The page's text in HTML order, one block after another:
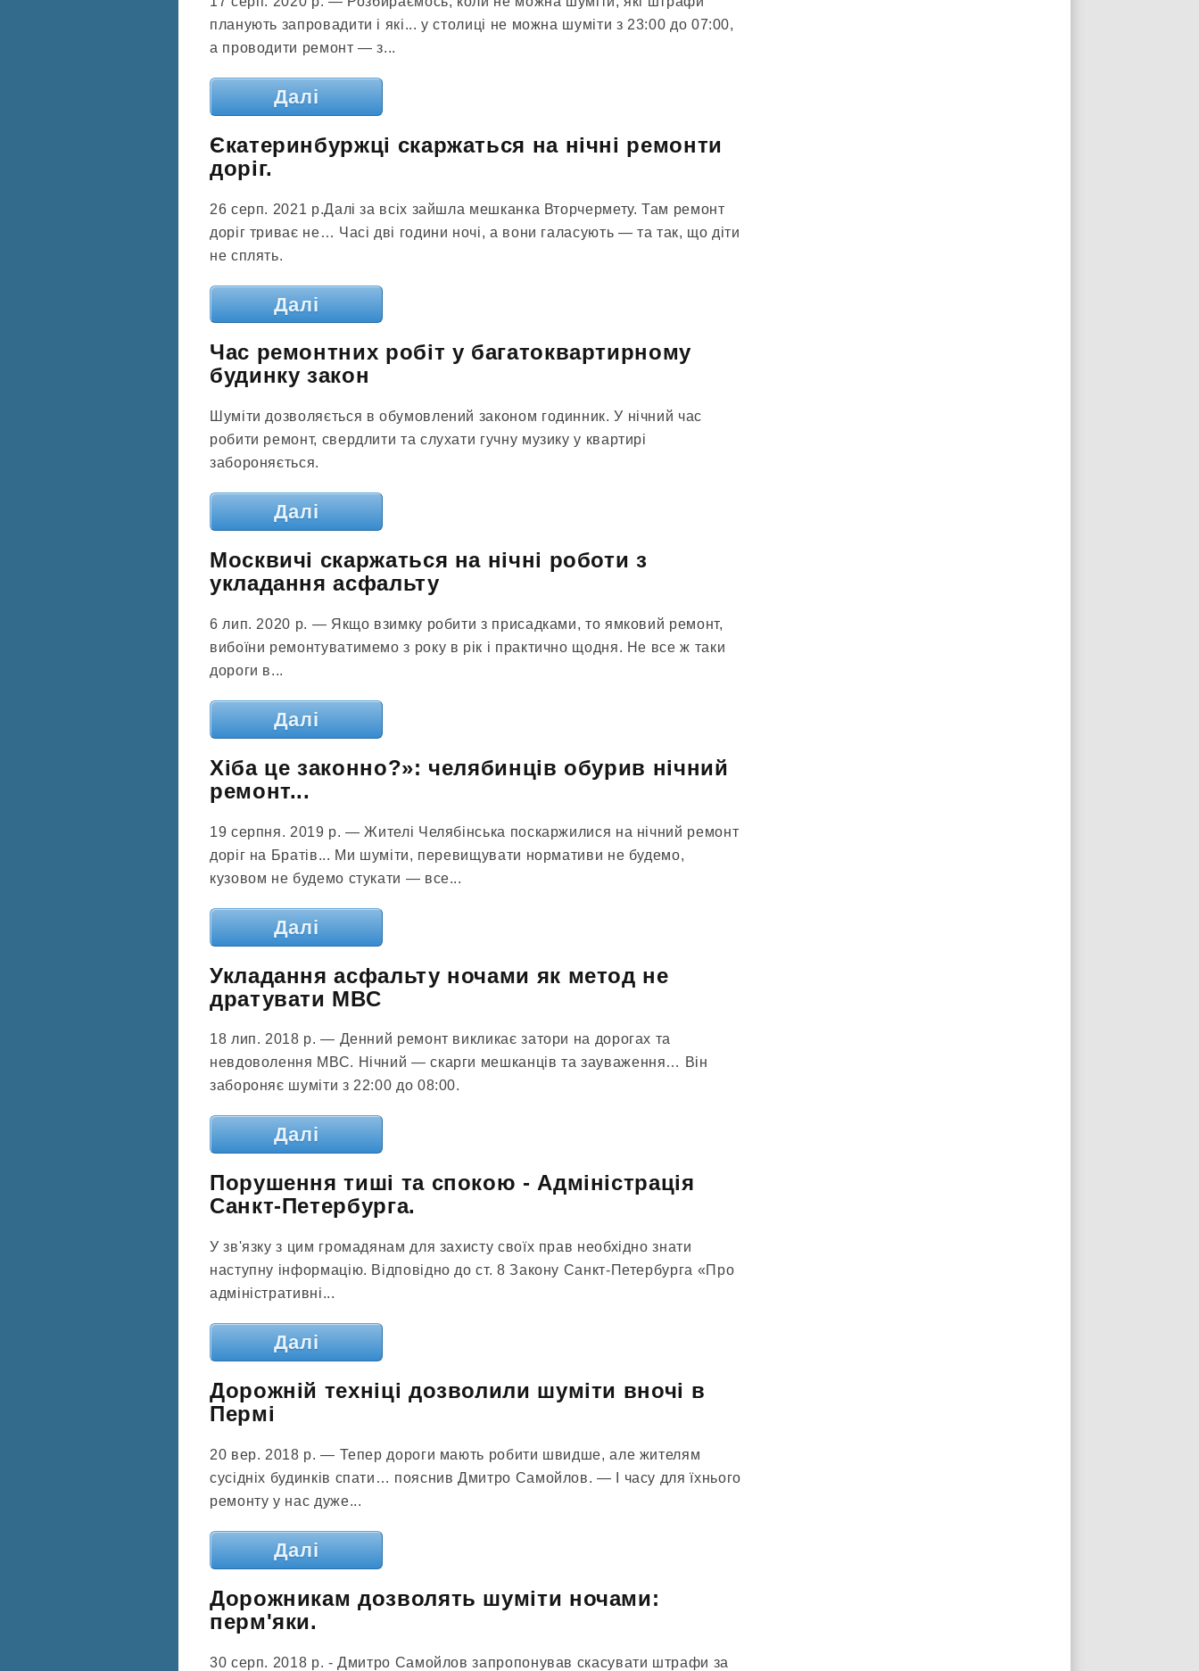
планують запровадити і які... у столиці не можна шуміти з 23:00 до 07:00,
а проводити ремонт — з...
Далі
Єкатеринбуржці скаржаться на нічні ремонти
доріг.
26 серп. 2021 р.Далі за всіх зайшла мешканка Вторчермету. Там ремонт
доріг триває не… Часі дві години ночі, а вони галасують — та так, що діти
не сплять.
Далі
Час ремонтних робіт у багатоквартирному
будинку закон
Шуміти дозволяється в обумовлений законом годинник. У нічний час
робити ремонт, свердлити та слухати гучну музику у квартирі
забороняється.
Далі
Москвичі скаржаться на нічні роботи з
укладання асфальту
6 лип. 2020 р. — Якщо взимку робити з присадками, то ямковий ремонт,
вибоїни ремонтуватимемо з року в рік і практично щодня. Не все ж таки
дороги в...
Далі
Хіба це законно?»: челябинців обурив нічний
ремонт...
19 серпня. 2019 р. — Жителі Челябінська поскаржилися на нічний ремонт
доріг на Братів... Ми шуміти, перевищувати нормативи не будемо,
кузовом не будемо стукати — все...
Далі
Укладання асфальту ночами як метод не
дратувати МВС
18 лип. 2018 р. — Денний ремонт викликає затори на дорогах та
невдоволення МВС. Нічний — скарги мешканців та зауваження… Він
забороняє шуміти з 22:00 до 08:00.
Далі
Порушення тиші та спокою - Адміністрація
Санкт-Петербурга.
У зв'язку з цим громадянам для захисту своїх прав необхідно знати
наступну інформацію. Відповідно до ст. 8 Закону Санкт-Петербурга «Про
адміністративні...
Далі
Дорожній техніці дозволили шуміти вночі в
Пермі
20 вер. 2018 р. — Тепер дороги мають робити швидше, але жителям
сусідніх будинків спати… пояснив Дмитро Самойлов. — І часу для їхнього
ремонту у нас дуже...
Далі
Дорожникам дозволять шуміти ночами:
перм'яки.
30 серп. 2018 р. - Дмитро Самойлов запропонував скасувати штрафи за